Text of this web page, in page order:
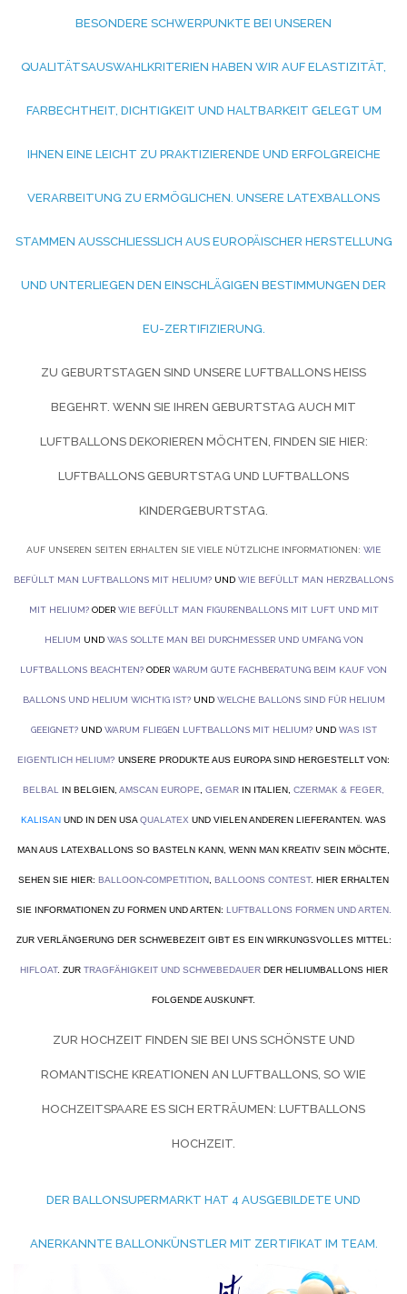
ESONDERE SCHWERPUNKTE BEI UNSEREN Q
UALITÄTSAUSWAHLKRITERIEN HABEN WIR AUF ELASTIZITÄT, F
ARBECHTHEIT, DICHTIGKEIT UND HALTBARKEIT GELEGT UM I
HNEN EINE LEICHT ZU PRAKTIZIERENDE UND ERFOLGREICHE V
ERARBEITUNG ZU ERMÖGLICHEN. UNSERE LATEXBALLONS S
TAMMEN AUSSCHLIESSLICH AUS EUROPÄISCHER HERSTELLUNG UN
D UNTERLIEGEN DEN EINSCHLÄGIGEN BESTIMMUNGEN DER EU
-ZERTIFIZIERUNG.
ZU GEBURTSTAGEN SIND UNSERE LUFTBALLONS HEISS B
EGEHRT. WENN SIE IHREN GEBURTSTAG AUCH MIT L
UFTBALLONS DEKORIEREN MÖCHTEN, FINDEN SIE HIER:
LUFTBALLONS GEBURTSTAG UND LUFTBALLONS
KINDERGEBURTSTAG.
AUF UNSEREN SEITEN ERHALTEN SIE VIELE NÜTZLICHE INFORMATIONEN: WIE
BEFÜLLT MAN LUFTBALLONS MIT HELIUM? UND WIE BEFÜLLT MAN HERZBALLONS
MIT HELIUM?ODER WIE BEFÜLLT MAN FIGURENBALLONS MIT LUFT UND MIT
HELIUM UND WAS SOLLTE MAN BEI DURCHMESSER UND UMFANG VON
LUFTBALLONS BEACHTEN? ODER WARUM GUTE FACHBERATUNG BEIM KAUF VON
BALLONS UND HELIUM WICHTIG IST?UND WELCHE BALLONS SIND FÜR HELIUM
GEEIGNET?UND WARUM FLIEGEN LUFTBALLONS MIT HELIUM?UND WAS IST
EIGENTLICH HELIUM? UNSERE PRODUKTE AUS EUROPA SIND HERGESTELLT VON:
BELBAL IN BELGIEN, AMSCAN EUROPE GEMAR IN ITALIEN, CZERMAK & FEGER
KALISAN UND IN DEN USA QUALATEX UND VIELEN ANDEREN LIEFERANTEN. WAS
MAN AUS LATEXBALLONS SO BASTELN KANN, WENN MAN KREATIV SEIN MÖCHTE,
SEHEN SIE HIER: BALLOON-COMPETITION BALLOONS CONTEST. HIER ERHALTEN
SIE INFORMATIONEN ZU FORMEN UND ARTEN: LUFTBALLONS FORMEN UND ARTEN.
ZUR VERLÄNGERUNG DER SCHWEBEZEIT GIBT ES EIN WIRKUNGSVOLLES MITTEL:
HIFLOAT. ZUR TRAGFÄHIGKEIT UND SCHWEBEDAUERDER HELIUMBALLONS HIER
FOLGENDE AUSKUNFT.
ZUR HOCHZEIT FINDEN SIE BEI UNS SCHÖNSTE UND
ROMANTISCHE KREATIONEN AN LUFTBALLONS, SO WIE
HOCHZEITSPAARE ES SICH ERTRÄUMEN: LUFTBALLONS
HOCHZEIT.
DER BALLONSUPERMARKT HAT 4 AUSGEBILDETE UND
ANERKANNTE BALLONKÜNSTLER MIT ZERTIFIKAT IM TEAM.